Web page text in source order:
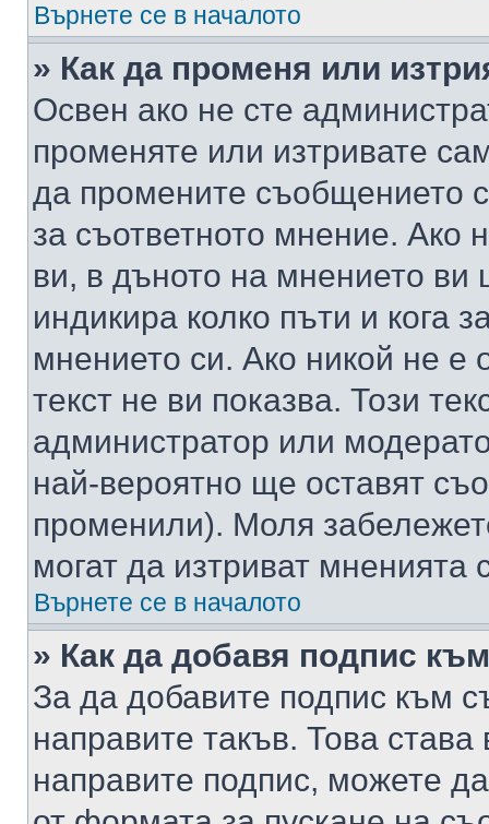
Върнете се в началото
» Как да променя или
Освен ако не сте
променяте или изтривате
да промените съобщението
за съответното мнение. Ако
ви, в дъното на мнението ви
индикира колко пъти и кога
мнението си. Ако никой не е
текст не ви показва. Този
администратор или
най-вероятно ще оставят
променили). Моля
могат да изтриват мненията
Върнете се в началото
» Как да добавя подпис
За да добавите подпис към
направите такъв. Това
направите подпис, можете